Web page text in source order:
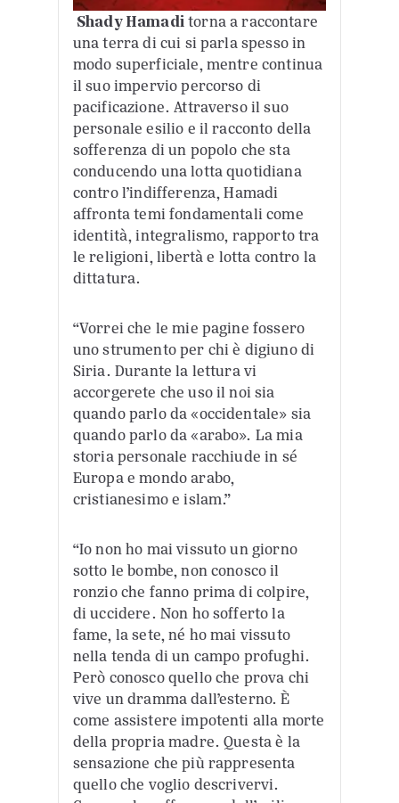
Shady Hamaditorna a raccontare
una terra di cui si parla spesso in
modo superficiale, mentre continua
il suo impervio percorso di
pacificazione. Attraverso il suo
personale esilio e il racconto della
sofferenza di un popolo che sta
conducendo una lotta quotidiana
contro l’indifferenza, Hamadi
affronta temi fondamentali come
identità, integralismo, rapporto tra
le religioni, libertà e lotta contro la
dittatura.
“Vorrei che le mie pagine fossero
uno strumento per chi è digiuno di
Siria. Durante la lettura vi
accorgerete che uso il noi sia
quando parlo da «occidentale» sia
quando parlo da «arabo». La mia
storia personale racchiude in sé
Europa e mondo arabo,
cristianesimo e islam.”
“Io non ho mai vissuto un giorno
sotto le bombe, non conosco il
ronzio che fanno prima di colpire,
di uccidere. Non ho sofferto la
fame, la sete, né ho mai vissuto
nella tenda di un campo profughi.
Però conosco quello che prova chi
vive un dramma dall’esterno. È
come assistere impotenti alla morte
della propria madre. Questa è la
sensazione che più rappresenta
quello che voglio descrivervi.